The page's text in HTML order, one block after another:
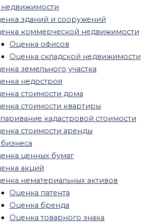
зданий и сооружений
коммерческой недвижимости
Оценка офисов
Оценка складской недвижимости
земельного участка
недостроя
стоимости дома
стоимости квартиры
кадастровой стоимости
стоимости аренды
ценных бумаг
акций
нематериальных активов
Оценка патента
Оценка бренда
Оценка товарного знака
стоимости оборудования
офисного оборудования
транспорта
железнодорожного
водного транспорта
воздушного транспорта
спецтехники
ущерба
ущерба квартиры после залива
ущерба после пожара
ущерба автомобиля после ДТП
убытков и упущенной выгоды
виды оценок
на оценку
для нотариуса
имущества при разводе
оценка